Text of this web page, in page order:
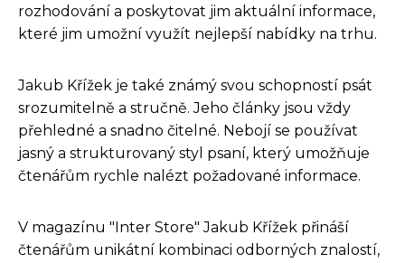
rozhodování a poskytovat jim aktuální informace,
které jim umožní využít nejlepší nabídky na trhu.
Jakub Křížek je také známý svou schopností psát
srozumitelně a stručně. Jeho články jsou vždy
přehledné a snadno čitelné. Nebojí se používat
jasný a strukturovaný styl psaní, který umožňuje
čtenářům rychle nalézt požadované informace.
V magazínu "Inter Store" Jakub Křížek přináší
čtenářům unikátní kombinaci odborných znalostí,